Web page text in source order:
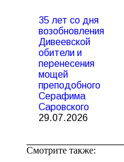
35 лет со дня
возобновления
Дивеевской
обители и
перенесения
мощей
преподобного
Серафима
Саровского
29.07.2026
Смотрите также: